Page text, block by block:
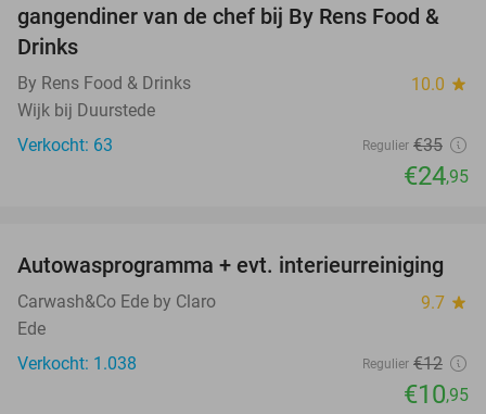
gangendiner van de chef bij By Rens Food &
Drinks
By Rens Food & Drinks 10.0 star
Wijk bij Duurstede
Verkocht: 63
Regulier €35
€24,95
9%
Autowasprogramma + evt. interieurreiniging
Carwash&Co Ede by Claro 9.7 star
Ede
Verkocht: 1.038
Regulier €12
€10,95